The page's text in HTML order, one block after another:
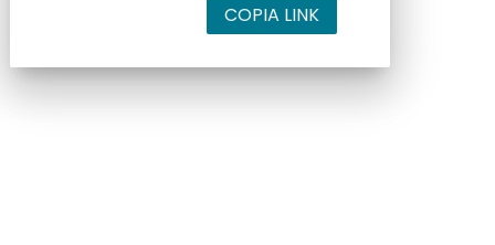
COPIA LINK